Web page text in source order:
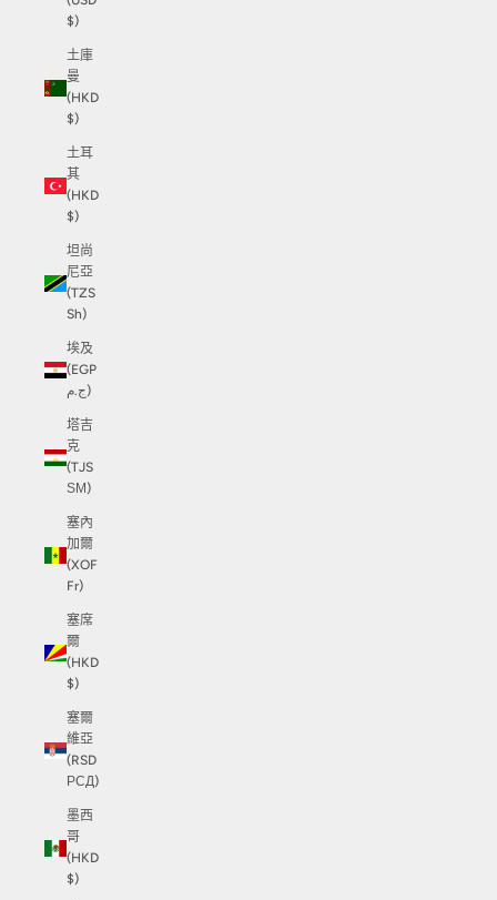
$)
土庫
曼
(HKD
$)
土耳
其
(HKD
$)
坦尚
尼亞
(TZS
Sh)
埃及
(EGP
ج.م)
塔吉
克
(TJS
ЅМ)
塞內
加爾
(XOF
Fr)
塞席
爾
(HKD
$)
塞爾
維亞
(RSD
РСД)
墨西
哥
(HKD
$)